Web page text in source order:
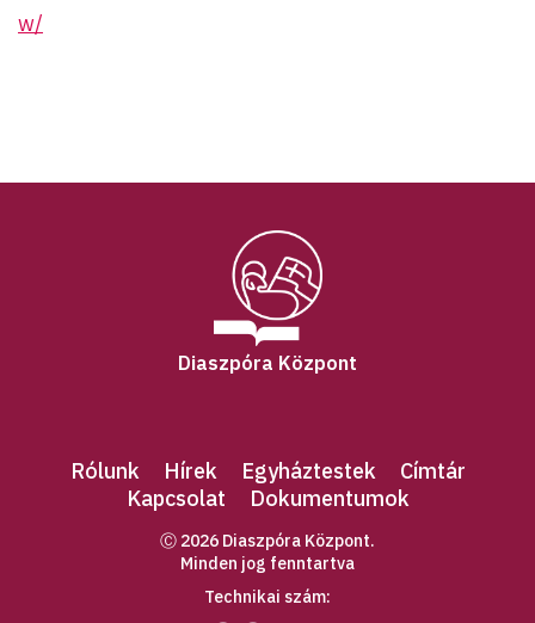
w/
Diaszpóra Központ
Rólunk Hírek Egyháztestek
Címtár
Kapcsolat
Dokumentumok
Ⓒ 2026 Diaszpóra Központ.
Minden jog fenntartva
Technikai szám: